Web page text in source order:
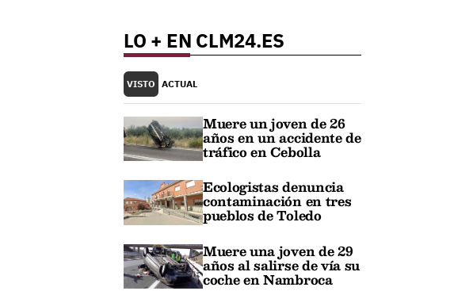
LO + EN CLM24.ES
VISTO ACTUAL
Muere un joven de 26
años en un accidente de
tráfico en Cebolla
Ecologistas denuncia
contaminación en tres
pueblos de Toledo
Muere una joven de 29
años al salirse de vía su
coche en Nambroca